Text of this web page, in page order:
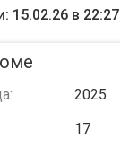
15.02.26 в 22:27
2025
17